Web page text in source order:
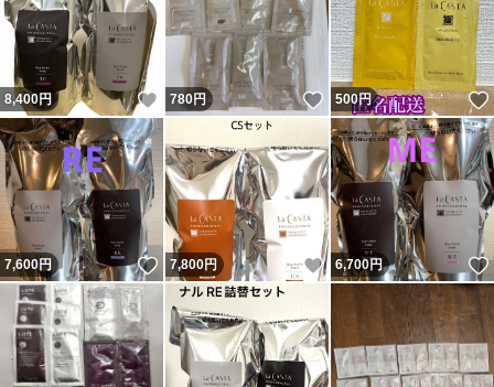
8,400円 いいね！
780円 いいね！
500円
7,600円 いいね！
7,800円 いいね！
6,700円